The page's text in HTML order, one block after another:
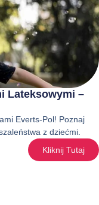
Lateksowymi –
Everts-Pol! Poznaj
z dziećmi.
Kliknij Tutaj